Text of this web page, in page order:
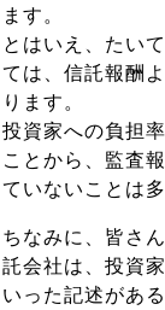
ます。
とはいえ、たい
ては、信託報酬
ります。
投資家への負担
ことから、監査
ていないことは多
ちなみに、皆さ
託会社は、投資
いった記述があ